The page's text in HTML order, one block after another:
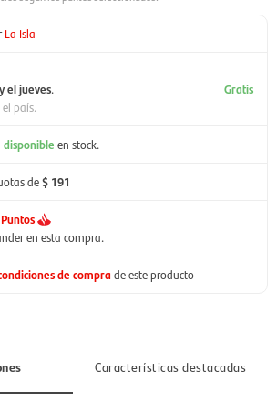
La Isla
el jueves.
país.
Gratis
disponible en stock.
de$ 191
en esta compra.
de comprade este producto
Características destacadas